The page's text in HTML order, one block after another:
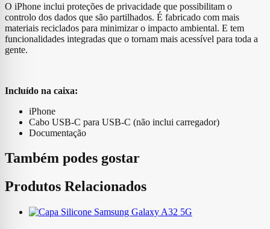
O iPhone inclui proteções de privacidade que possibilitam o
controlo dos dados que são partilhados. É fabricado com mais
materiais reciclados para minimizar o impacto ambiental. E tem
funcionalidades integradas que o tornam mais acessível para toda a
gente.
Incluído na caixa:
iPhone
Cabo USB‑C para USB-C (não inclui carregador)
Documentação
Também podes gostar
Produtos Relacionados